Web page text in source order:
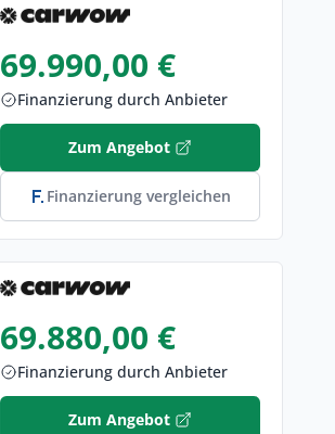
69.990,00 €
Finanzierung durch Anbieter
Zum Angebot
Finanzierung vergleichen
69.880,00 €
Finanzierung durch Anbieter
Zum Angebot